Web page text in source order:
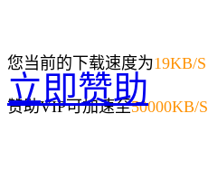
您当前的下载速度为19KB/S
赞助VIP可加速至50000KB/S
立即赞助